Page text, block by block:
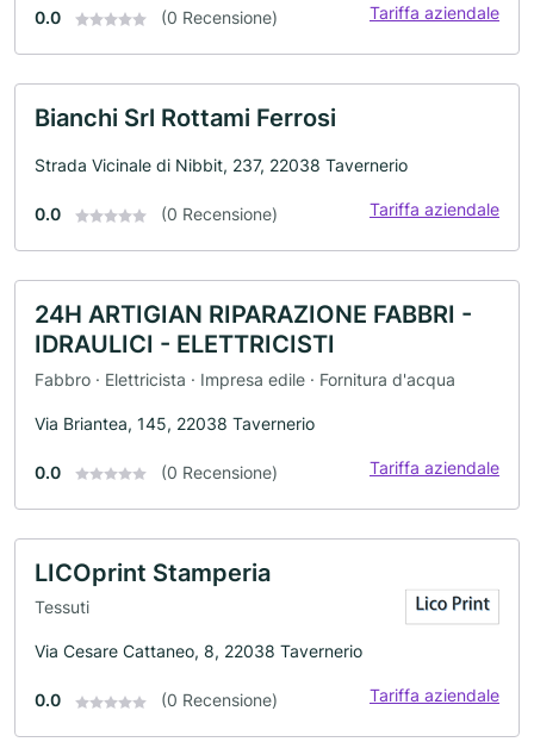
0.0 (0 Recensione) Tariffa aziendale
Bianchi Srl Rottami Ferrosi
Strada Vicinale di Nibbit, 237, 22038 Tavernerio
0.0 (0 Recensione) Tariffa aziendale
24H ARTIGIAN RIPARAZIONE FABBRI -
IDRAULICI - ELETTRICISTI
Fabbro · Elettricista · Impresa edile · Fornitura d'acqua
Via Briantea, 145, 22038 Tavernerio
0.0 (0 Recensione) Tariffa aziendale
LICOprint Stamperia
Tessuti
Via Cesare Cattaneo, 8, 22038 Tavernerio
0.0 (0 Recensione) Tariffa aziendale